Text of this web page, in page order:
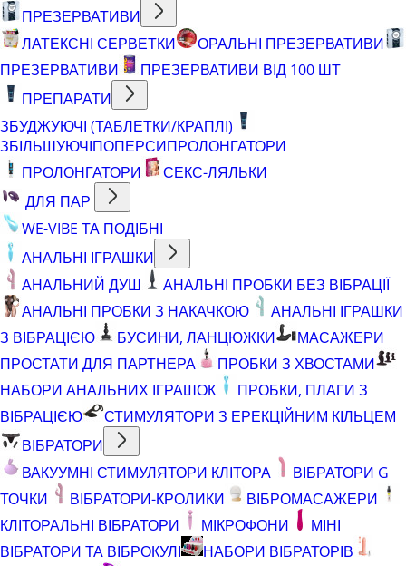
ПРЕЗЕРВАТИВИ
ЛАТЕКСНІ СЕРВЕТКИ
ОРАЛЬНІ ПРЕЗЕРВАТИВИ
ПРЕЗЕРВАТИВИ
ПРЕЗЕРВАТИВИ ВІД 100 ШТ
ПРЕПАРАТИ
ЗБУДЖУЮЧІ (ТАБЛЕТКИ/КРАПЛІ)
ЗБІЛЬШУЮЧІПОПЕРСИПРОЛОНГАТОРИ
ПРОЛОНГАТОРИ
СЕКС-ЛЯЛЬКИ
ДЛЯ ПАР
WE-VIBE ТА ПОДІБНІ
АНАЛЬНІ ІГРАШКИ
АНАЛЬНИЙ ДУШ
АНАЛЬНІ ПРОБКИ БЕЗ ВІБРАЦІЇ
АНАЛЬНІ ПРОБКИ З НАКАЧКОЮ
АНАЛЬНІ ІГРАШКИ
З ВІБРАЦІЄЮ
БУСИНИ, ЛАНЦЮЖКИ
МАСАЖЕРИ
ПРОСТАТИ ДЛЯ ПАРТНЕРА
ПРОБКИ З ХВОСТАМИ
НАБОРИ АНАЛЬНИХ ІГРАШОК
ПРОБКИ, ПЛАГИ З
ВІБРАЦІЄЮ
СТИМУЛЯТОРИ З ЕРЕКЦІЙНИМ КІЛЬЦЕМ
ВІБРАТОРИ
ВАКУУМНІ СТИМУЛЯТОРИ КЛІТОРА
ВІБРАТОРИ G
ТОЧКИ
ВІБРАТОРИ-КРОЛИКИ
ВІБРОМАСАЖЕРИ
КЛІТОРАЛЬНІ ВІБРАТОРИ
МІКРОФОНИ
МІНІ
ВІБРАТОРИ ТА ВІБРОКУЛІ
НАБОРИ ВІБРАТОРІВ